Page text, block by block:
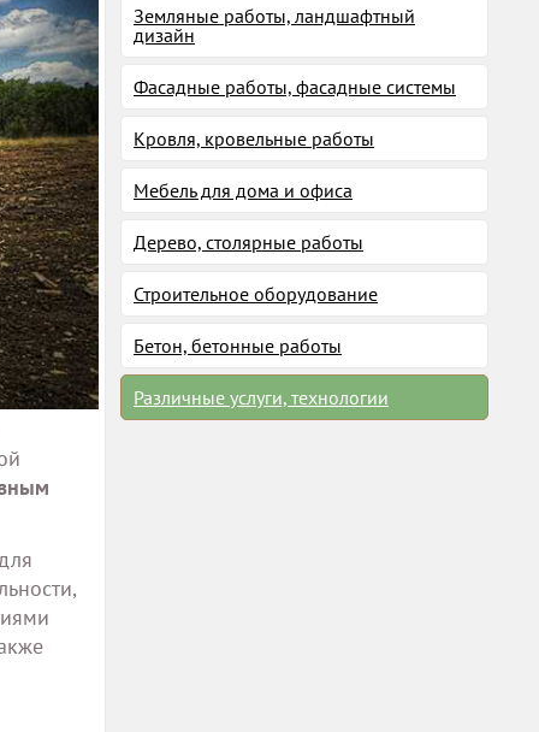
Земляные работы, ландшафтный
дизайн
Фасадные работы, фасадные системы
Кровля, кровельные работы
Мебель для дома и офиса
Дерево, столярные работы
Строительное оборудование
Бетон, бетонные работы
Различные услуги, технологии